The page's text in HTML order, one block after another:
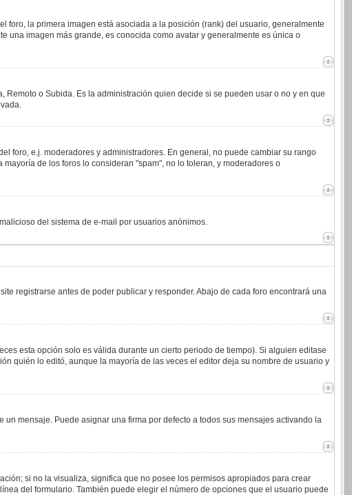
la primera imagen está asociada a la posición (rank) del usuario, generalmente
una imagen más grande, es conocida como avatar y generalmente es única o
o Subida. Es la administración quien decide si se pueden usar o no y en que
foro, e.j. moderadores y administradores. En general, no puede cambiar su rango
de los foros lo consideran "spam", no lo toleran, y moderadores o
del sistema de e-mail por usuarios anónimos.
registrarse antes de poder publicar y responder. Abajo de cada foro encontrará una
esta opción solo es válida durante un cierto periodo de tiempo). Si alguien editase
quién lo editó, aunque la mayoría de las veces el editor deja su nombre de usuario y
un mensaje. Puede asignar una firma por defecto a todos sus mensajes activando la
si no la visualiza, significa que no posee los permisos apropiados para crear
del formulario. También puede elegir el número de opciones que el usuario puede